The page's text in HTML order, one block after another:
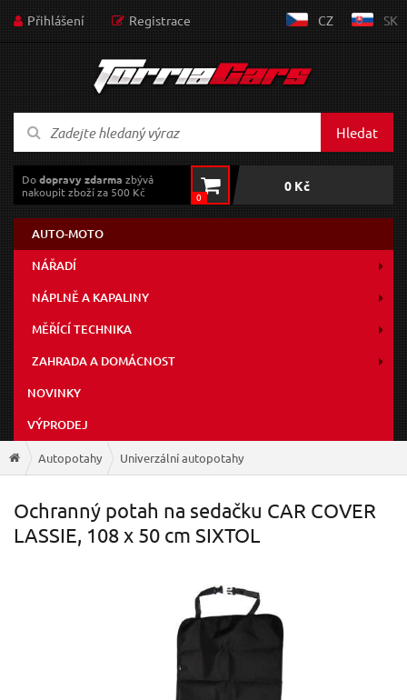
Přihlášení Registrace CZ SK
Hledat
Dodopravy zdarma zbývá
nakoupit zboží za 500 Kč
0
0 Kč
AUTO-MOTO
NÁŘADÍ
NÁPLNĚ A KAPALINY
MĚŘÍCÍ TECHNIKA
ZAHRADA A DOMÁCNOST
NOVINKY
VÝPRODEJ
Autopotahy Univerzální autopotahy
Ochranný potah na sedačku CAR COVER
LASSIE, 108 x 50 cm SIXTOL